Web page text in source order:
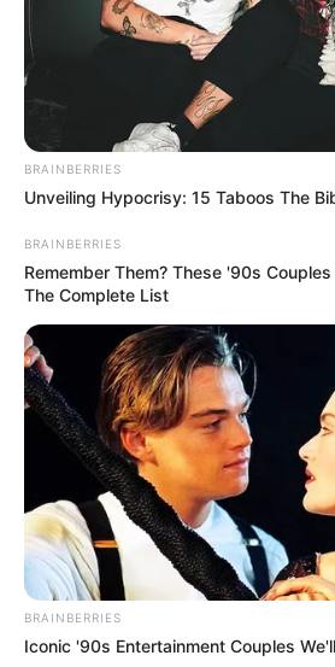
BRAINBERRIES
Unveiling Hypocrisy: 15 Taboos The
BRAINBERRIES
Remember Them? These '90s
The Complete List
BRAINBERRIES
Iconic '90s Entertainment Couples